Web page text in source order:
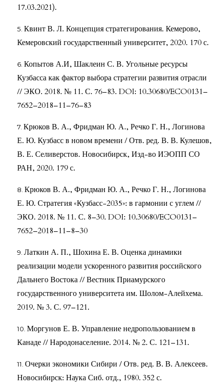
17.03.2021).
Квинт В. Л. Концепция стратегирования. Кемерово,
Кемеровский государственный университет, 2020. 170 с.
Копытов А.И, Шаклеин С. В. Угольные ресурсы
Кузбасса как фактор выбора стратегии развития отрасли
// ЭКО. 2018. № 11. С. 76–83. DOI: 10.30680/ECO0131–
7652–2018–11–76–83
Крюков В. А., Фридман Ю. А., Речко Г. Н., Логинова
Е. Ю. Кузбасс в новом времени / Отв. ред. В. В. Кулешов,
В. Е. Селиверстов. Новосибирск, Изд-во ИЭОПП СО
РАН, 2020. 179 с.
Крюков В. А., Фридман Ю. А., Речко Г. Н., Логинова
Е. Ю. Стратегия «Кузбасс-2035»: в гармонии с углем //
ЭКО. 2018. № 11. С. 8–30. DOI: 10.30680/ECO0131–
7652–2018–11–8–30
Латкин А. П., Шохина Е. В. Оценка динамики
реализации модели ускоренного развития российского
Дальнего Востока // Вестник Приамурского
государственного университета им. Шолом-Алейхема.
2019. № 3. С. 97–121.
Моргунов Е. В. Управление недропользованием в
Канаде // Народонаселение. 2014. № 2. С. 121–131.
Очерки экономики Сибири / Отв. ред. В. В. Алексеев.
Новосибирск: Наука Сиб. отд., 1980. 352 с.